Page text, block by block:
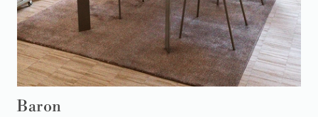
Baron